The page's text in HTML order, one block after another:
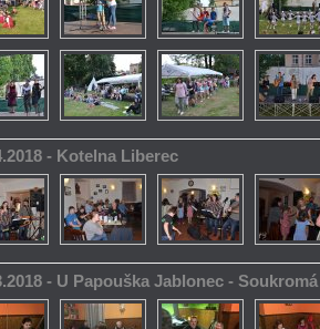
- Kotelna Liberec
- U Papouška Jablonec -